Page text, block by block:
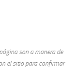
son a manera de
el sitio para confirmar